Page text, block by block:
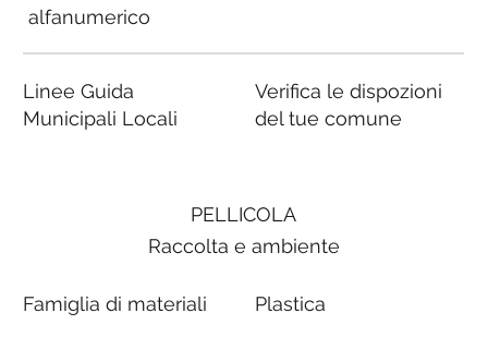
PELLICOLA
Raccolta e ambiente
Famiglia di materiali Plastica
alfanumerico
Linee Guida
Municipali Locali
Verifica le dispozioni
del tue comune